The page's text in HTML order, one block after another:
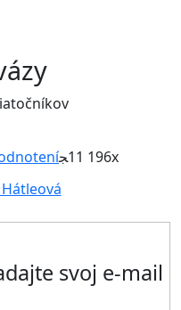
11 196x
svoj e-mail